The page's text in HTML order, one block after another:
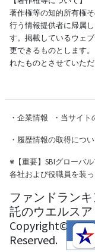
著作権等の知的所有権
行う情報提供者に帰属
す。掲載しているウェ
更できるものとします
れたものとさせていただ
・ 企業情報 ・ 当サイト
・ 履歴情報の取得につ
※【重要】SBIグローバ
各社および役職員を装
ファンドラン
託のウエルス
Copyright©
Reserved.